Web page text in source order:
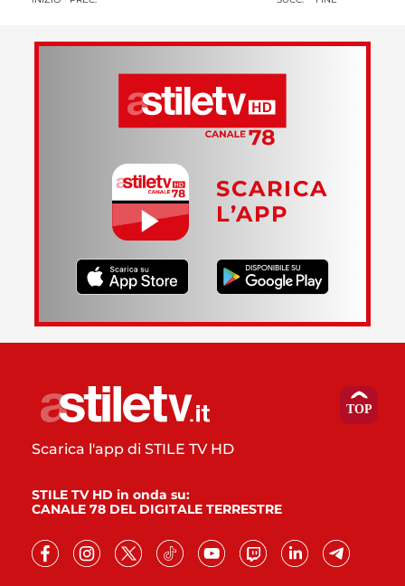
SCARICA
L’APP
Scarica l'app di STILE TV HD
STILE TV HD in onda su:
CANALE 78 DEL DIGITALE TERRESTRE